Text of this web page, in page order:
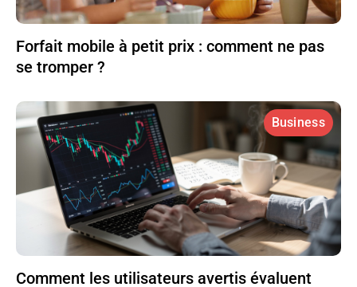
Forfait mobile à petit prix : comment ne pas
se tromper ?
Business
Comment les utilisateurs avertis évaluent